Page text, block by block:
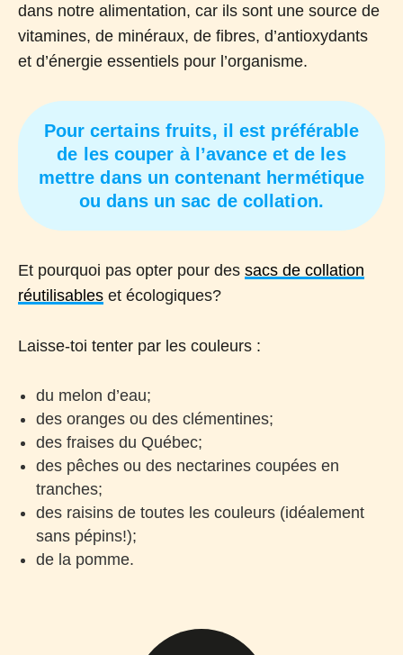
dans notre alimentation, car ils sont une source de
vitamines, de minéraux, de fibres, d’antioxydants
et d’énergie essentiels pour l’organisme.
Pour certains fruits, il est préférable
de les couper à l’avance et de les
mettre dans un contenant hermétique
ou dans un sac de collation.
Et pourquoi pas opter pour des sacs de collation
réutilisables et écologiques?
Laisse-toi tenter par les couleurs :
du melon d’eau;
des oranges ou des clémentines;
des fraises du Québec;
des pêches ou des nectarines coupées en
tranches;
des raisins de toutes les couleurs (idéalement
sans pépins!);
de la pomme.